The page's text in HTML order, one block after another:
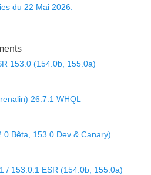
du 22 Mai 2026.
153.0 (154.0b, 155.0a)
26.7.1 WHQL
Bêta, 153.0 Dev & Canary)
/ 153.0.1 ESR (154.0b, 155.0a)